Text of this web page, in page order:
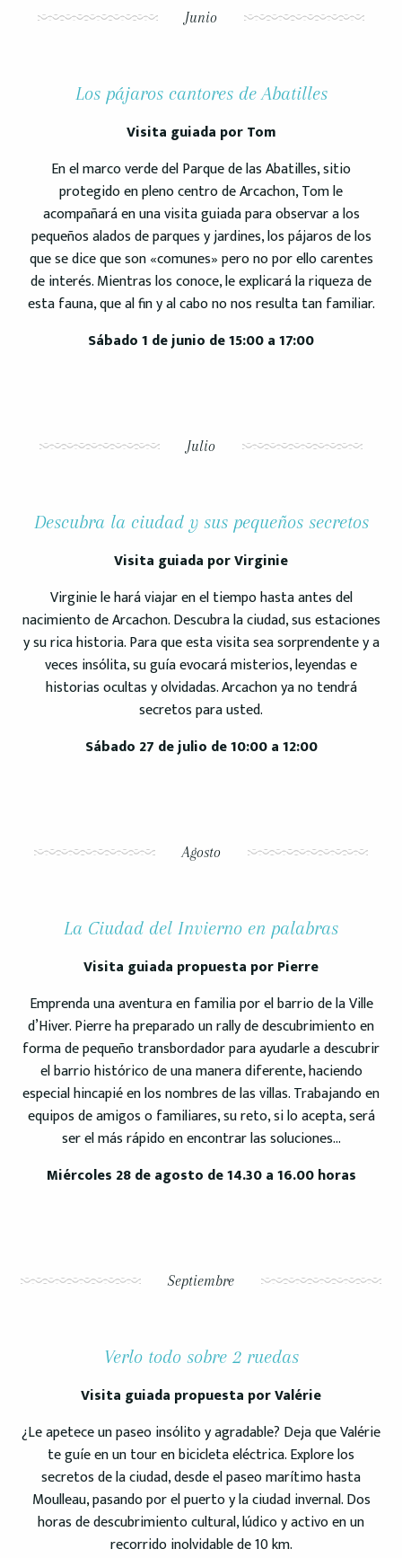
Junio
Los pájaros cantores de Abatilles
Visita guiada por Tom
En el marco verde del Parque de las Abatilles, sitio
protegido en pleno centro de Arcachon, Tom le
acompañará en una visita guiada para observar a los
pequeños alados de parques y jardines, los pájaros de los
que se dice que son «comunes» pero no por ello carentes
de interés. Mientras los conoce, le explicará la riqueza de
esta fauna, que al fin y al cabo no nos resulta tan familiar.
Sábado 1 de junio de 15:00 a 17:00
Julio
Descubra la ciudad y sus pequeños secretos
Visita guiada por Virginie
Virginie le hará viajar en el tiempo hasta antes del
nacimiento de Arcachon. Descubra la ciudad, sus estaciones
y su rica historia. Para que esta visita sea sorprendente y a
veces insólita, su guía evocará misterios, leyendas e
historias ocultas y olvidadas. Arcachon ya no tendrá
secretos para usted.
Sábado 27 de julio de 10:00 a 12:00
Agosto
La Ciudad del Invierno en palabras
Visita guiada propuesta por Pierre
Emprenda una aventura en familia por el barrio de la Ville
d’Hiver. Pierre ha preparado un rally de descubrimiento en
forma de pequeño transbordador para ayudarle a descubrir
el barrio histórico de una manera diferente, haciendo
especial hincapié en los nombres de las villas. Trabajando en
equipos de amigos o familiares, su reto, si lo acepta, será
ser el más rápido en encontrar las soluciones…
Miércoles 28 de agosto de 14.30 a 16.00 horas
Septiembre
Verlo todo sobre 2 ruedas
Visita guiada propuesta por Valérie
¿Le apetece un paseo insólito y agradable? Deja que Valérie
te guíe en un tour en bicicleta eléctrica. Explore los
secretos de la ciudad, desde el paseo marítimo hasta
Moulleau, pasando por el puerto y la ciudad invernal. Dos
horas de descubrimiento cultural, lúdico y activo en un
recorrido inolvidable de 10 km.